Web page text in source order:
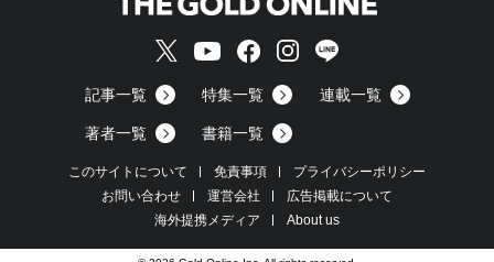
記事一覧 特集一覧 連載一覧
著者一覧 書籍一覧
このサイトについて 免責事項
プライバシーポリシー
お問い合わせ
運営会社
広告掲載について
海外提携メディア
About us